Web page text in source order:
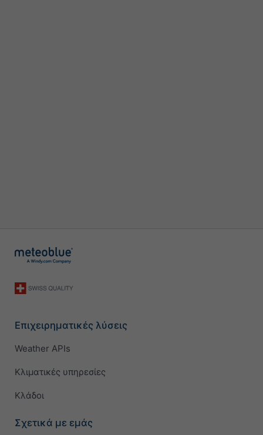
Επιχειρηματικές λύσεις
Weather APIs
Κλιματικές υπηρεσίες
Κλάδοι
Σχετικά με εμάς